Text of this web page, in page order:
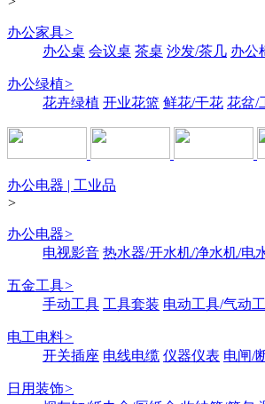
办公家具>
办公桌 会议桌 茶桌 沙发/茶几 办公
办公绿植>
花卉绿植 开业花篮 鲜花/干花 花盆/
办公电器 | 工业品
>
办公电器>
电视影音 热水器/开水机/净水机/电
五金工具>
手动工具 工具套装 电动工具/气动
电工电料>
开关插座 电线电缆 仪器仪表 电闸/
日用装饰>